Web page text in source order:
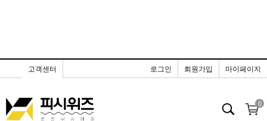
고객센터 로그인 회원가입 마이페이지
0